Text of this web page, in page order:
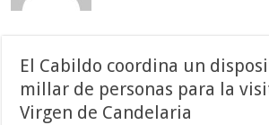
El Cabildo coordina un
millar de personas para la
Virgen de Candelaria